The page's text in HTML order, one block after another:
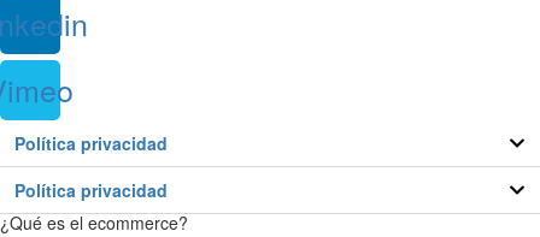
Política privacidad
Política privacidad
¿Qué es el ecommerce?